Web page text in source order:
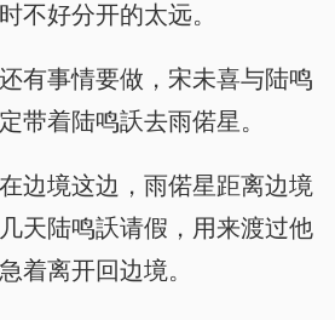
不好分开的太远。
有事情要做，宋未喜与陆鸣
带着陆鸣訞去雨偌星。
边境这边，雨偌星距离边境
天陆鸣訞请假，用来渡过他
着离开回边境。